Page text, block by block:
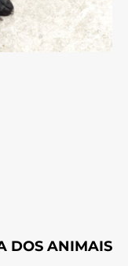
DOS ANIMAIS